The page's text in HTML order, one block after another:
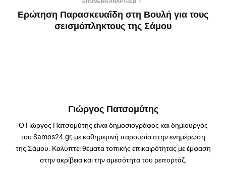
ΕΠΌΜΕΝΗ ΑΝΆΡΤΗΣΗ
Ερώτηση Παρασκευαΐδη στη Βουλή για τους
σεισμόπληκτους της Σάμου
Γιώργος Πατσομύτης
Ο Γιώργος Πατσομύτης είναι δημοσιογράφος και δημιουργός
του Samos24.gr, με καθημερινή παρουσία στην ενημέρωση
της Σάμου. Καλύπτει θέματα τοπικής επικαιρότητας με έμφαση
στην ακρίβεια και την αμεσότητα του ρεπορτάζ.